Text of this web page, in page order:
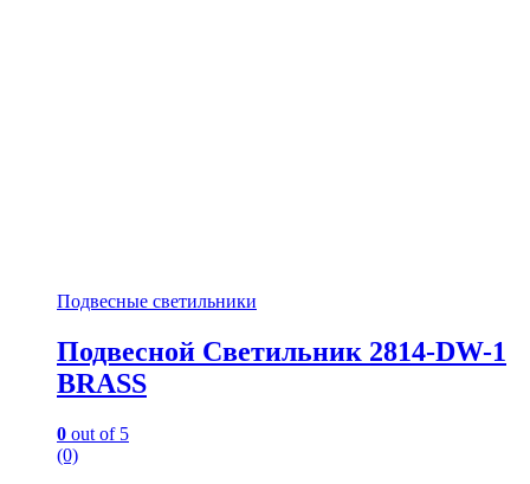
Подвесные светильники
Подвесной Светильник 2814-DW-1
BRASS
0 out of 5
(0)